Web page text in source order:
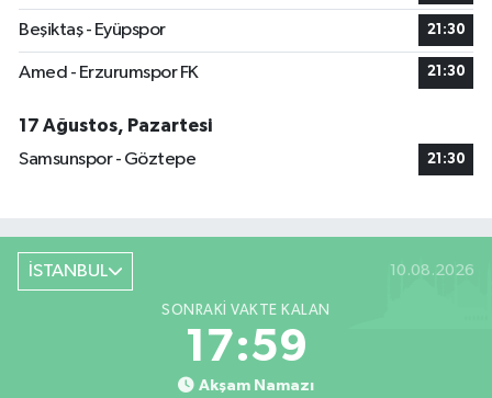
Beşiktaş - Eyüpspor 21:30
Amed - Erzurumspor FK 21:30
17 Ağustos, Pazartesi
Samsunspor - Göztepe
21:30
İSTANBUL 10.08.2026
SONRAKI VAKTE KALAN
17:58
Akşam Namazı